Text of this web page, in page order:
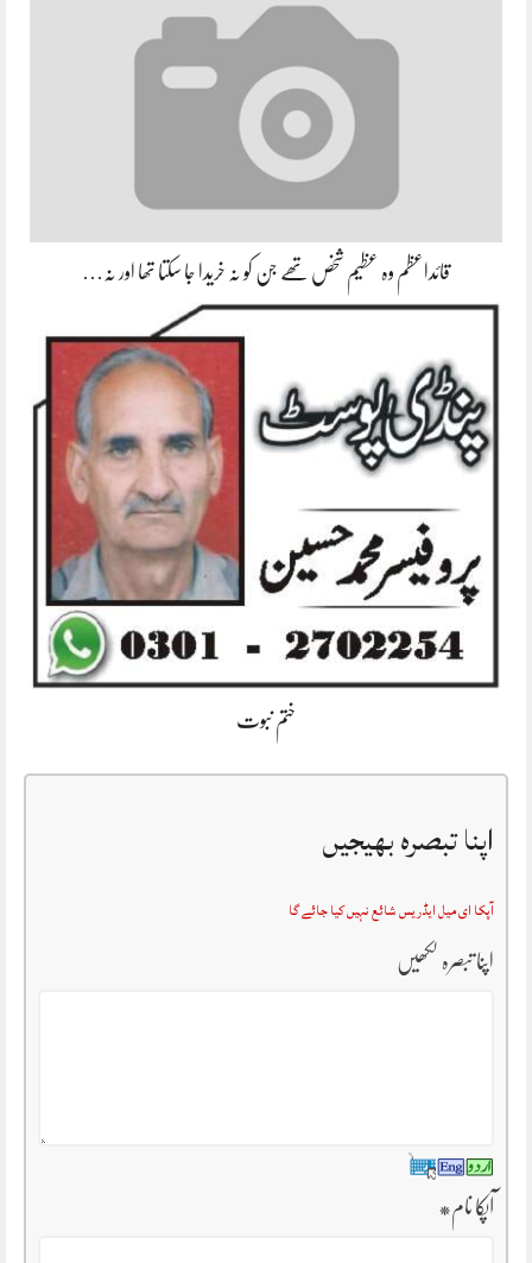
قائداعظم وہ عظیم شخص تھے جن کو نہ خریدا جا سکتا تھا اور نہ…
ختم نبوت
اپنا تبصرہ بھیجیں
آپکا ای میل ایڈریس شائع نہیں کیا جائے گا
اپنا تبصرہ لکھیں
آپکا نام*